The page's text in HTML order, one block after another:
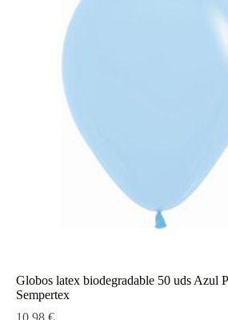
Globos latex biodegradable 50 uds Azul
Sempertex
10,98 €